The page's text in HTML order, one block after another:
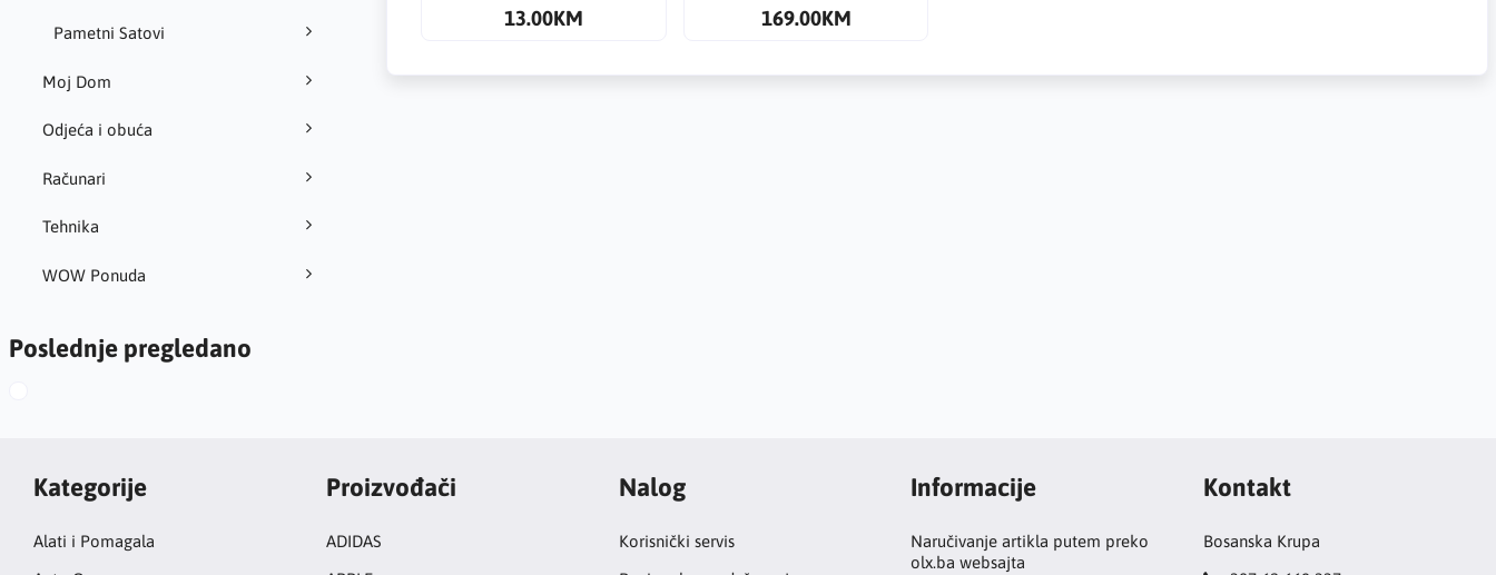
Pametni Satovi
Moj Dom
Odjeća i obuća
Računari
Tehnika
WOW Ponuda
Poslednje pregledano
13.00KM 169.00KM
Kategorije
Alati i Pomagala
Proizvođači
ADIDAS
Nalog
Korisnički servis
Informacije
Naručivanje artikla putem preko
olx.ba websajta
Kontakt
Bosanska Krupa